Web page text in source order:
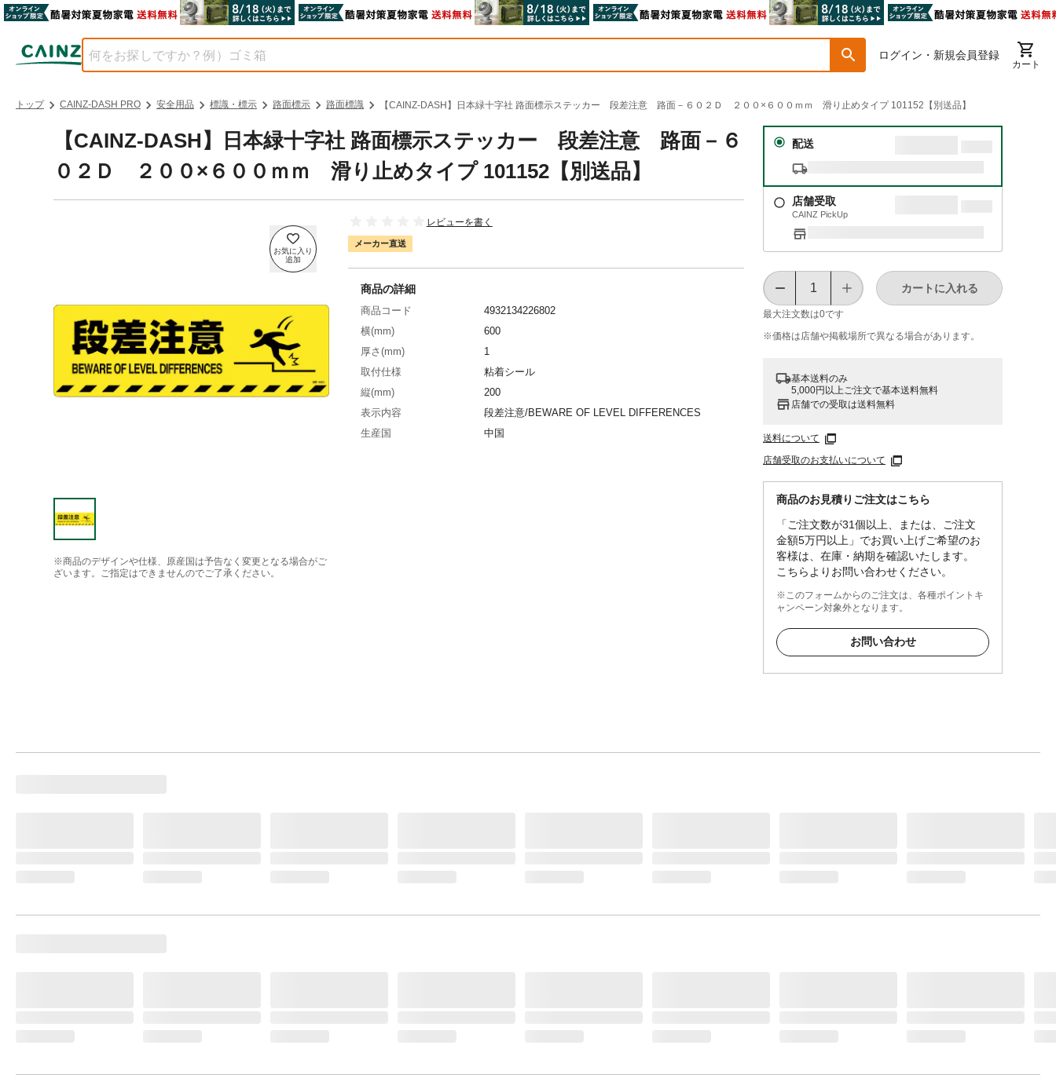
ログイン・新規会員登録
カート
トップ CAINZ-DASH PRO 安全用品 標識・標示 路面標示 路面標識 【CAINZ-DASH】日本緑十字社 路面標示ステッカー 段差注意 路面－６０２Ｄ ２００×６００ｍｍ 滑り止めタイプ 101152【別送品】
【CAINZ-DASH】日本緑十字社 路面標示ステッカー 段差注意 路面－６
０２Ｄ ２００×６００ｍｍ 滑り止めタイプ 101152【別送品】
※商品のデザインや仕様、原産国は予告なく変更となる場合がご
ざいます。ご指定はできませんのでご了承ください。
レビューを書く
メーカー直送
配送
店舗受取
CAINZ PickUp
最大注文数は0です
カートに入れる
※価格は​店舗や​掲載場所で​異なる​場合が​あります。
基本送料のみ
5,000円以上ご注文で基本送料無料
店舗での受取は送料無料
送料について
店舗受取のお支払いについて
商品のお見積りご注文はこちら
「ご注文数が31個以上、または、ご注文
金額5万円以上」でお買い上げご希望のお
客様は、在庫・納期を確認いたします。
こちらよりお問い合わせください。
※このフォームからのご注文は、各種ポイントキ
ャンペーン対象外となります。
お問い合わせ
商品の詳細
商品コード
4932134226802
横(mm)
600
厚さ(mm)
1
取付仕様
粘着シール
縦(mm)
200
表示内容
段差注意/BEWARE OF LEVEL DIFFERENCES
生産国
中国